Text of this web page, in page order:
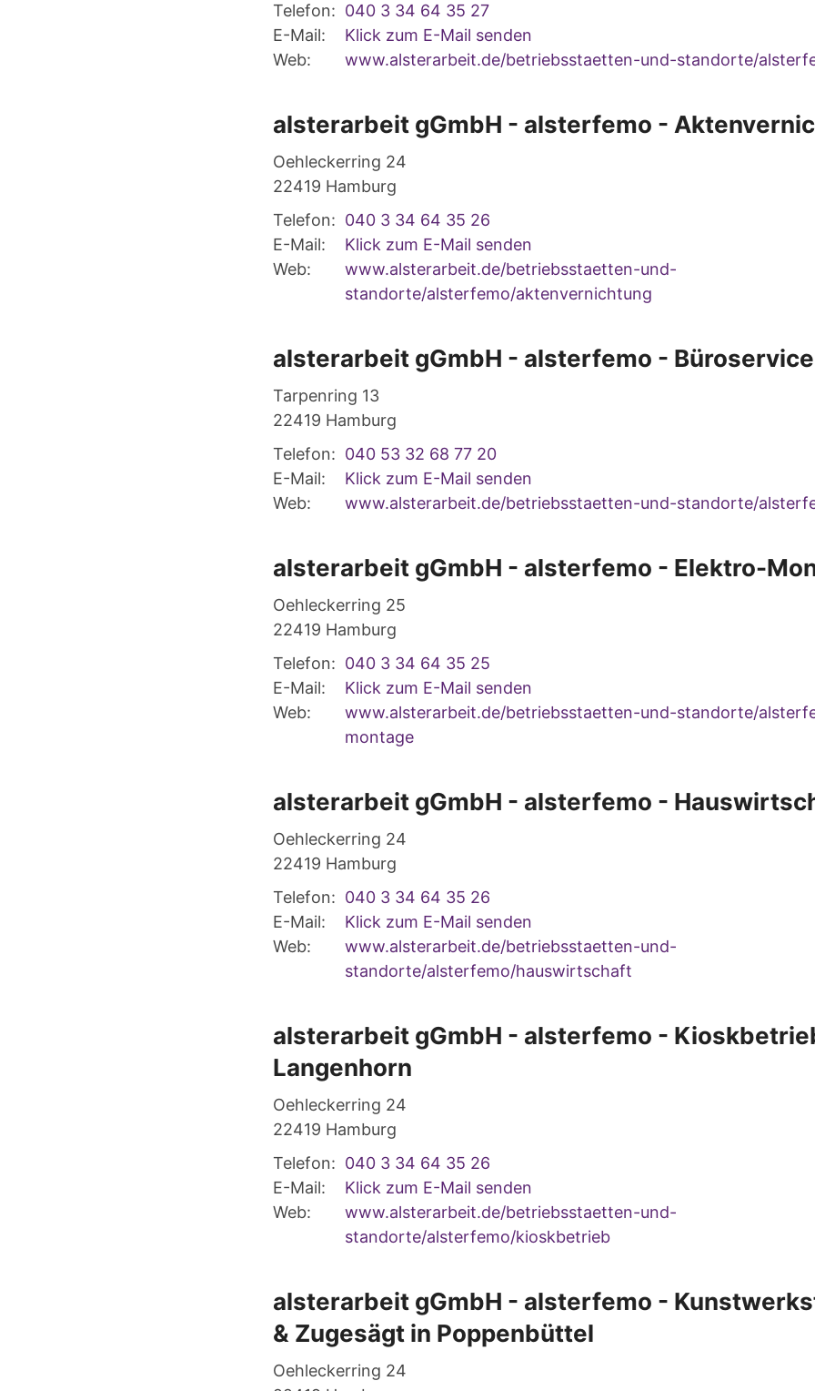
Telefon: 040 3 34 64 35 27
E-Mail:
Klick zum E-Mail senden
Web:
www.alsterarbeit.de/betriebsstaetten-und-standorte/
alsterarbeit gGmbH - alsterfemo -
Oehleckerring 24
22419 Hamburg
Telefon: 040 3 34 64 35 26
E-Mail:
Klick zum E-Mail senden
Web:
www.alsterarbeit.de/betriebsstaetten-und-
standorte/alsterfemo/aktenvernichtung
alsterarbeit gGmbH - alsterfemo - Büroservice
Tarpenring 13
22419 Hamburg
Telefon: 040 53 32 68 77 20
E-Mail:
Klick zum E-Mail senden
Web:
www.alsterarbeit.de/betriebsstaetten-und-standorte/
alsterarbeit gGmbH - alsterfemo - Elektro-
Oehleckerring 25
22419 Hamburg
Telefon: 040 3 34 64 35 25
E-Mail:
Klick zum E-Mail senden
Web:
www.alsterarbeit.de/betriebsstaetten-und-standorte/
montage
alsterarbeit gGmbH - alsterfemo -
Oehleckerring 24
22419 Hamburg
Telefon: 040 3 34 64 35 26
E-Mail:
Klick zum E-Mail senden
Web:
www.alsterarbeit.de/betriebsstaetten-und-
standorte/alsterfemo/hauswirtschaft
alsterarbeit gGmbH - alsterfemo -
Langenhorn
Oehleckerring 24
22419 Hamburg
Telefon: 040 3 34 64 35 26
E-Mail:
Klick zum E-Mail senden
Web:
www.alsterarbeit.de/betriebsstaetten-und-
standorte/alsterfemo/kioskbetrieb
alsterarbeit gGmbH - alsterfemo -
& Zugesägt in Poppenbüttel
Oehleckerring 24